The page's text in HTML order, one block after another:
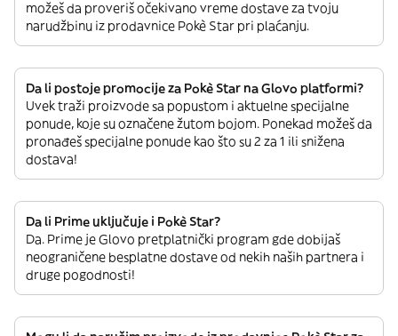
možeš da proveriš očekivano vreme dostave za tvoju
narudžbinu iz prodavnice Pokè Star pri plaćanju.
Da li postoje promocije za Pokè Star na Glovo platformi?
Uvek traži proizvode sa popustom i aktuelne specijalne
ponude, koje su označene žutom bojom. Ponekad možeš da
pronađeš specijalne ponude kao što su 2 za 1 ili snižena
dostava!
Da li Prime uključuje i Pokè Star?
Da. Prime je Glovo pretplatnički program gde dobijaš
neograničene besplatne dostave od nekih naših partnera i
druge pogodnosti!